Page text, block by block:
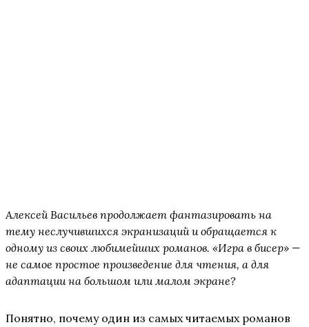
Алексей Васильев продолжает фантазировать на
тему неслучившихся экранизаций и обращается к
одному из своих любимейших романов. «Игра в бисер» —
не самое простое произведение для чтения, а для
адаптации на большом или малом экране?
Понятно, почему один из самых читаемых романов